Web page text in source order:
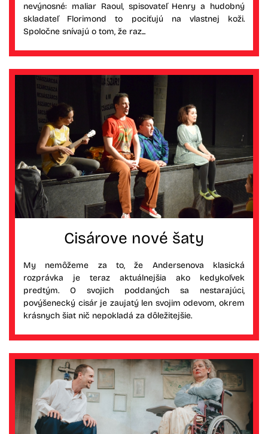
nevýnosné: maliar Raoul, spisovateľ Henry a hudobný
skladateľ Florimond to pociťujú na vlastnej koži.
Spoločne snívajú o tom, že raz...
Cisárove nové šaty
My nemôžeme za to, že Andersenova klasická
rozprávka je teraz aktuálnejšia ako kedykoľvek
predtým. O svojich poddaných sa nestarajúci,
povýšenecký cisár je zaujatý len svojim odevom, okrem
krásnych šiat nič nepokladá za dôležitejšie.